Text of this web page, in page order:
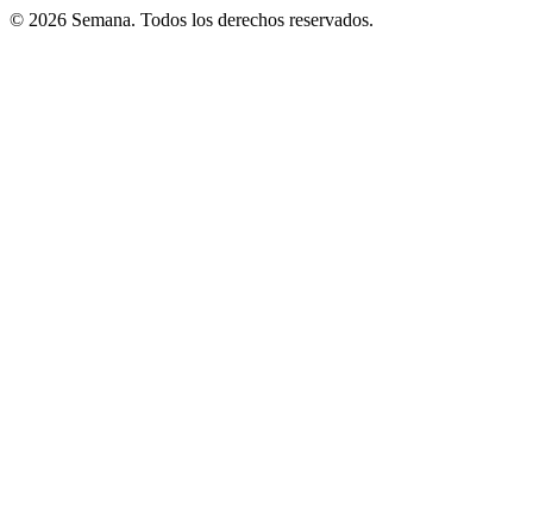
© 2026 Semana. Todos los derechos reservados.